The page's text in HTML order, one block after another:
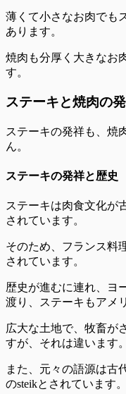
薄くて小さなお肉でも
あります。
焼肉も分厚く大きなお
す。
ステーキと焼肉の
ステーキの発祥も、焼
ん。
ステーキの発祥と歴史
ステーキは肉食文化が
されています。
そのため、フランス料
されています。
歴史が進むに連れ、ヨ
渡り、ステーキもアメ
広大な土地で、牧畜が
すが、それは違います。
また、元々の語源は古
のsteikとされています。